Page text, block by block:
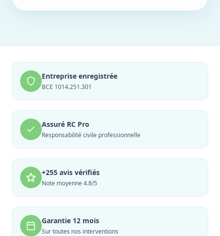
Entreprise enregistrée
BCE 1014.251.301
Assuré RC Pro
Responsabilité civile professionnelle
+255 avis vérifiés
Note moyenne 4.8/5
Garantie 12 mois
Sur toutes nos interventions